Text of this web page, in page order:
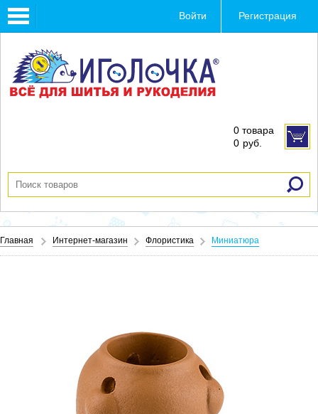
Toggle
navigation
Войти Регистрация
0 товара
0 руб.
Главная Интернет-магазин Флористика Миниатюра